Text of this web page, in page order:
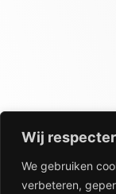
Wij
We gebruiken
verbeteren,
CATALOGI
Workwear &